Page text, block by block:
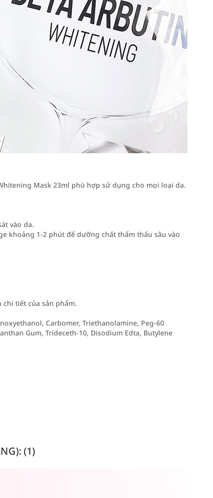
Mask 23ml phù hợp sử dụng cho mọi loại da.
vào da.
khoảng 1-2 phút để dưỡng chất thẩm thấu sâu vào
tiết của sản phẩm.
Carbomer, Triethanolamine, Peg-60
Gum, Trideceth-10, Disodium Edta, Butylene
(1)